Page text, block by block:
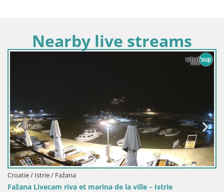
Nearby live streams
Croatie / Istrie / Fažana
Fažana Livecam riva et marina de la ville – Istrie